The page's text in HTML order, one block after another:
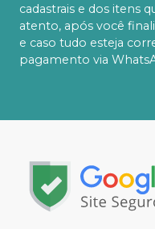
cadastrais e dos itens
atento, após você
e caso tudo esteja
pagamento via